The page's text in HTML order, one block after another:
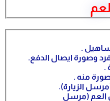
.
وصورة ايصال الدفع.
.
منه .
الزيارة).
العم (مرسل